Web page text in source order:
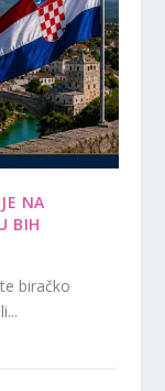
NA
BIH
biračko